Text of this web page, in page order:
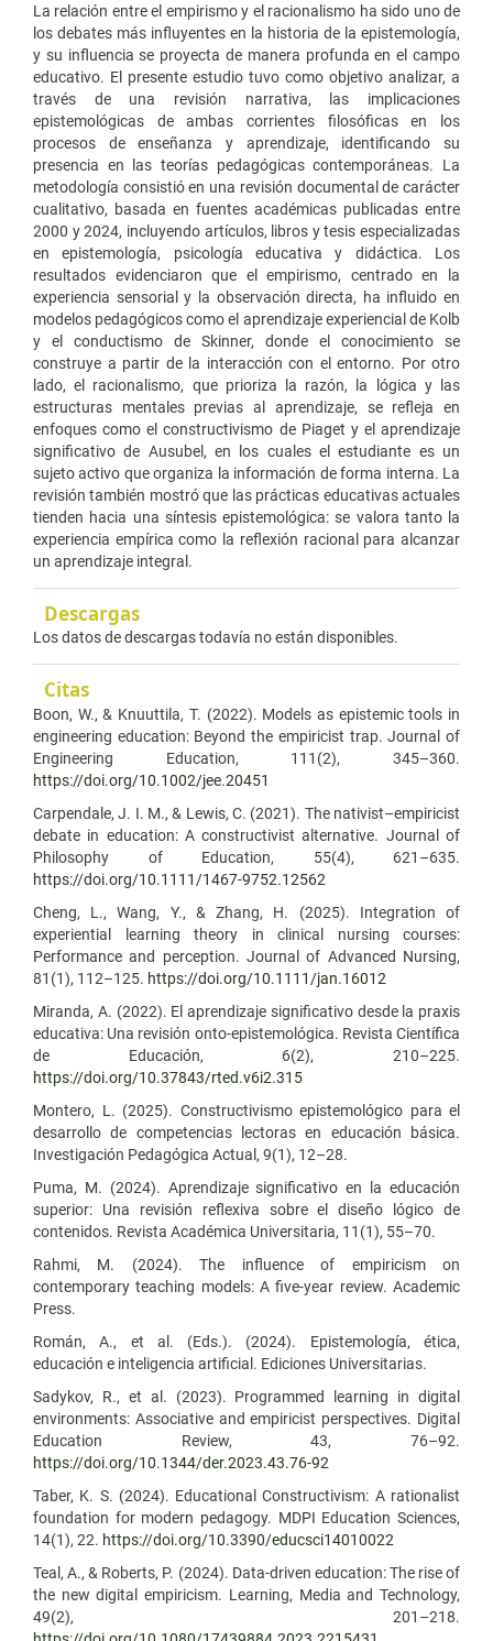
La relación entre el empirismo y el racionalismo ha sido uno de
los debates más influyentes en la historia de la epistemología,
y su influencia se proyecta de manera profunda en el campo
educativo. El presente estudio tuvo como objetivo analizar, a
través de una revisión narrativa, las implicaciones
epistemológicas de ambas corrientes filosóficas en los
procesos de enseñanza y aprendizaje, identificando su
presencia en las teorías pedagógicas contemporáneas. La
metodología consistió en una revisión documental de carácter
cualitativo, basada en fuentes académicas publicadas entre
2000 y 2024, incluyendo artículos, libros y tesis especializadas
en epistemología, psicología educativa y didáctica. Los
resultados evidenciaron que el empirismo, centrado en la
experiencia sensorial y la observación directa, ha influido en
modelos pedagógicos como el aprendizaje experiencial de Kolb
y el conductismo de Skinner, donde el conocimiento se
construye a partir de la interacción con el entorno. Por otro
lado, el racionalismo, que prioriza la razón, la lógica y las
estructuras mentales previas al aprendizaje, se refleja en
enfoques como el constructivismo de Piaget y el aprendizaje
significativo de Ausubel, en los cuales el estudiante es un
sujeto activo que organiza la información de forma interna. La
revisión también mostró que las prácticas educativas actuales
tienden hacia una síntesis epistemológica: se valora tanto la
experiencia empírica como la reflexión racional para alcanzar
un aprendizaje integral.
Descargas
Los datos de descargas todavía no están disponibles.
Citas
Boon, W., & Knuuttila, T. (2022). Models as epistemic tools in
engineering education: Beyond the empiricist trap. Journal of
Engineering Education, 111(2), 345–360.
https://doi.org/10.1002/jee.20451
Carpendale, J. I. M., & Lewis, C. (2021). The nativist–empiricist
debate in education: A constructivist alternative. Journal of
Philosophy of Education, 55(4), 621–635.
https://doi.org/10.1111/1467-9752.12562
Cheng, L., Wang, Y., & Zhang, H. (2025). Integration of
experiential learning theory in clinical nursing courses:
Performance and perception. Journal of Advanced Nursing,
81(1), 112–125. https://doi.org/10.1111/jan.16012
Miranda, A. (2022). El aprendizaje significativo desde la praxis
educativa: Una revisión onto-epistemológica. Revista Científica
de Educación, 6(2), 210–225.
https://doi.org/10.37843/rted.v6i2.315
Montero, L. (2025). Constructivismo epistemológico para el
desarrollo de competencias lectoras en educación básica.
Investigación Pedagógica Actual, 9(1), 12–28.
Puma, M. (2024). Aprendizaje significativo en la educación
superior: Una revisión reflexiva sobre el diseño lógico de
contenidos. Revista Académica Universitaria, 11(1), 55–70.
Rahmi, M. (2024). The influence of empiricism on
contemporary teaching models: A five-year review. Academic
Press.
Román, A., et al. (Eds.). (2024). Epistemología, ética,
educación e inteligencia artificial. Ediciones Universitarias.
Sadykov, R., et al. (2023). Programmed learning in digital
environments: Associative and empiricist perspectives. Digital
Education Review, 43, 76–92.
https://doi.org/10.1344/der.2023.43.76-92
Taber, K. S. (2024). Educational Constructivism: A rationalist
foundation for modern pedagogy. MDPI Education Sciences,
14(1), 22. https://doi.org/10.3390/educsci14010022
Teal, A., & Roberts, P. (2024). Data-driven education: The rise of
the new digital empiricism. Learning, Media and Technology,
49(2), 201–218.